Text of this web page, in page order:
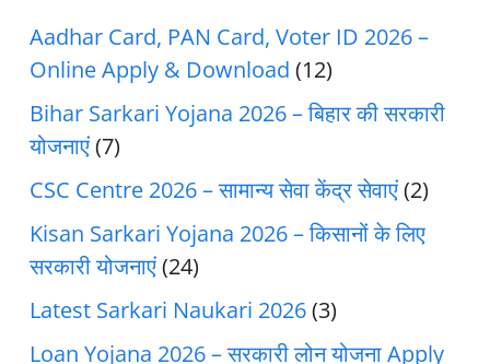
Aadhar Card, PAN Card, Voter ID 2026 –
Online Apply & Download (12)
Bihar Sarkari Yojana 2026 – बिहार की सरकारी
योजनाएं(7)
CSC Centre 2026 – सामान्य सेवा केंद्र सेवाएं(2)
Kisan Sarkari Yojana 2026 – किसानों के लिए
सरकारी योजनाएं(24)
Latest Sarkari Naukari 2026(3)
Loan Yojana 2026 – सरकारी लोन योजना Apply